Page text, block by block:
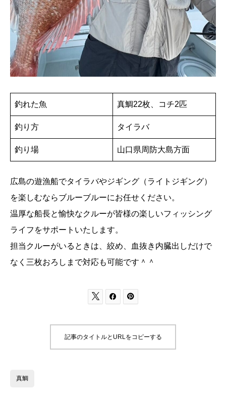
釣れた魚 真鯛22枚、コチ2匹
釣り方 タイラバ
釣り場 山口県周防大島方面
広島の遊漁船でタイラバやジギング（ライトジギング）
を楽しむならブルーブルーにお任せください。
温厚な船長と愉快なクルーが皆様の楽しいフィッシング
ライフをサポートいたします。
担当クルーがいるときは、絞め、血抜き内臓出しだけで
なく三枚おろしまで対応も可能です＾＾
  
記事のタイトルとURLをコピーする
真鯛